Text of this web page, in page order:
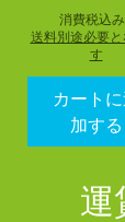
消費税込み
送料別途必要と
す
カート
加する
運